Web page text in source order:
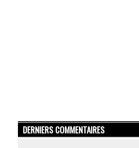
DERNIERS COMMENTAIRES